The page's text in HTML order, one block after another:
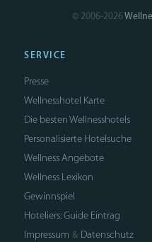
© 2006-2026
SERVICE
Presse
Wellnesshotel Karte
Die besten Wellnesshotels
Personalisierte Hotelsuche
Wellness Angebote
Wellness Lexikon
Gewinnspiel
Hoteliers: Guide Eintrag
Impressum & Datenschutz